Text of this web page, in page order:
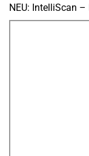
NEU: IntelliScan